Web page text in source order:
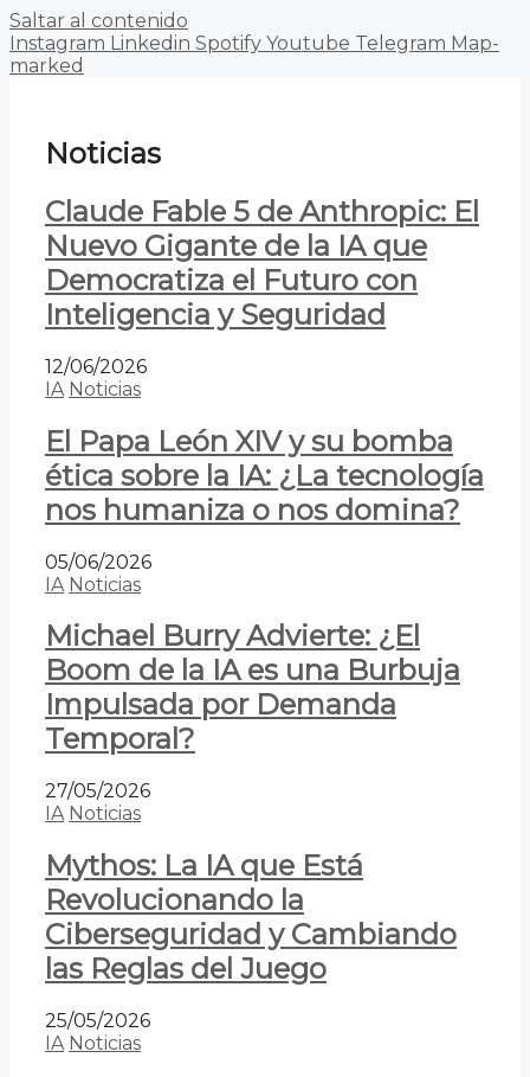
Saltar al contenido
Instagram Linkedin Spotify Youtube Telegram Map-
marked
Noticias
Claude Fable 5 de Anthropic: El
Nuevo Gigante de la IA que
Democratiza el Futuro con
Inteligencia y Seguridad
12/06/2026
IA Noticias
El Papa León XIV y su bomba
ética sobre la IA: ¿La tecnología
nos humaniza o nos domina?
05/06/2026
IA Noticias
Michael Burry Advierte: ¿El
Boom de la IA es una Burbuja
Impulsada por Demanda
Temporal?
27/05/2026
IA Noticias
Mythos: La IA que Está
Revolucionando la
Ciberseguridad y Cambiando
las Reglas del Juego
25/05/2026
IA Noticias